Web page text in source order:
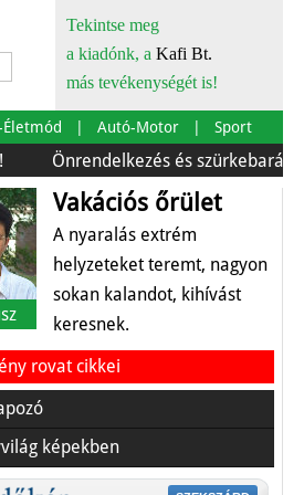
Tekintse meg
a kiadónk, a Kafi Bt.
más tevékenységét is!
Életmód Autó-Motor Sport
és szürkebarát
Vakációs őrület
A nyaralás extrém
helyzeteket teremt, nagyon
sokan kalandot, kihívást
keresnek.
rovat cikkei
képekben